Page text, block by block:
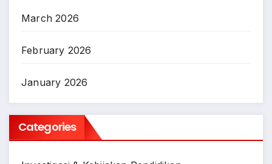
March 2026
February 2026
January 2026
Categories